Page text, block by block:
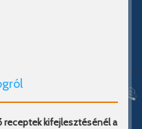
kifejlesztésénél a